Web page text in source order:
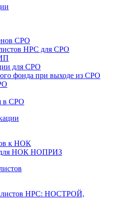
СРО
НРС для СРО
для СРО
фонда при выходе из СРО
в СРО
к НОК
для НОК НОПРИЗ
НРС: НОСТРОЙ,